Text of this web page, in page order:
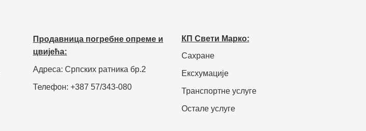
Продавница погребне опреме и
цвијећа:
Адреса: Српских ратника бр.2
Телефон: +387 57/343-080
КП Свети Марко:
Сахране
Ексхумације
Транспортне услуге
Остале услуге